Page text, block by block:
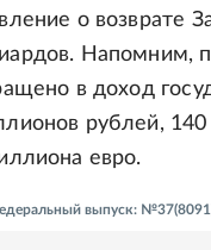
о возврате
Напомним,
в доход
рублей,
евро.
выпуск: